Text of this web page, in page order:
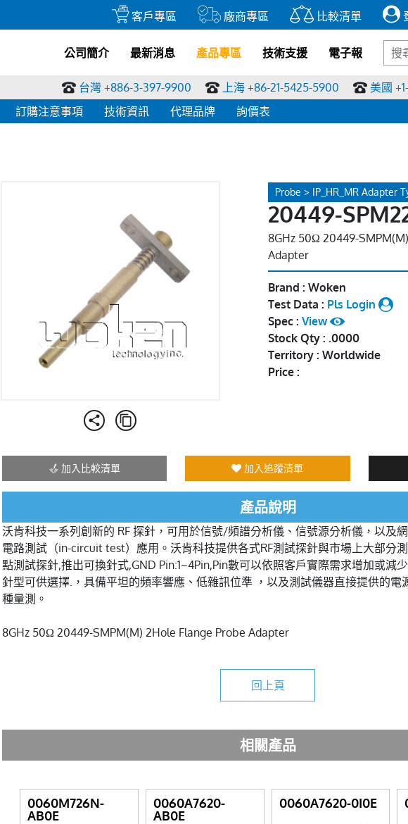
客戶專區 廠商專區 比較清單
公司簡介 最新消息 產品專區 技術支援 電子報
台灣 +886-3-397-9900 上海 +86-21-5425-5900 美國
訂購注意事項
技術資訊 代理品牌 詢價表
Probe > IP_HR_MR Adapter
20449-
8GHz 50Ω 20449-
Adapter
Brand : Woken
Test Data : Pls Login
Spec : View
Stock Qty : .0000
Territory : Worldwide
Price :
加入比較清單 加入追蹤清單
產品說明
沃肯科技一系列創新的 RF 探針，可用於信號/頻譜分析儀、信號源分析儀，以及
電路測試（in-circuit test）應用。沃肯科技提供各式RF測試探針與市場上大部分
點測試探針,推出可換針式,GND Pin:1~4Pin,Pin數可以依照客戶實際需求增加或減
針型可供選擇.，具備平坦的頻率響應、低雜訊位準 ，以及測試儀器直接提供的電
種量測。
8GHz 50Ω 20449-SMPM(M) 2Hole Flange Probe Adapter
回上頁
相關產品
0060M726N-
AB0E
0060A7620-
AB0E
0060A7620-0I0E